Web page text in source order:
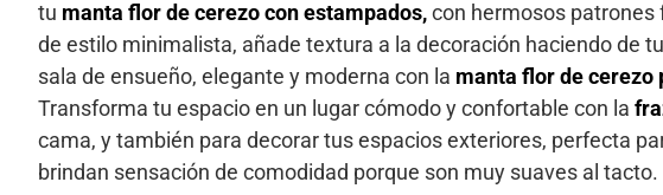
tu manta flor de cerezo con estampados,con hermosos patrones
de estilo minimalista, añade textura a la decoración haciendo de
sala de ensueño, elegante y moderna con la manta flor de cerezo
Transforma tu espacio en un lugar cómodo y confortable con la
cama, y también para decorar tus espacios exteriores, perfecta
brindan sensación de comodidad porque son muy suaves al tacto.